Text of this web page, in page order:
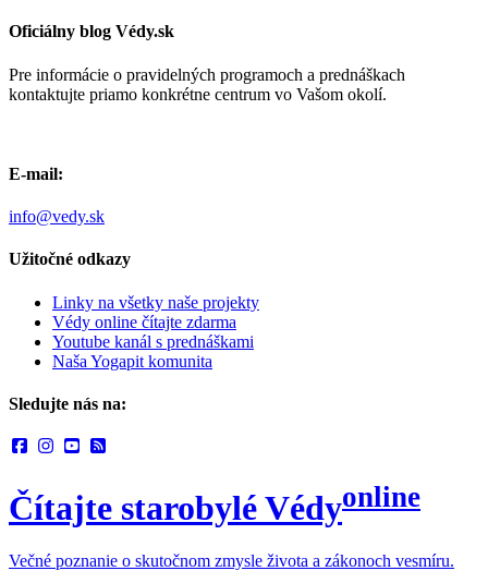
Oficiálny blog Védy.sk
Pre informácie o pravidelných programoch a prednáškach
kontaktujte priamo konkrétne centrum vo Vašom okolí.
E-mail:
info@vedy.sk
Užitočné odkazy
Linky na všetky naše projekty
Védy online čítajte zdarma
Youtube kanál s prednáškami
Naša Yogapit komunita
Sledujte nás na:
Čítajte starobylé Védyonline
Večné poznanie o skutočnom zmysle života a zákonoch vesmíru.